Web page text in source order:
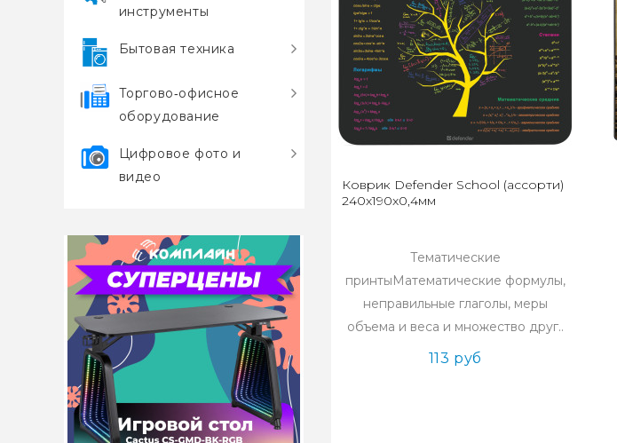
инструменты
Бытовая техника
Торгово‑офисное
оборудование
Цифровое фото и
видео
Коврик Defender School (ассорти)
240x190x0,4мм
Тематические
принтыМатематические формулы,
неправильные глаголы, меры
объема и веса и множество друг..
113 руб